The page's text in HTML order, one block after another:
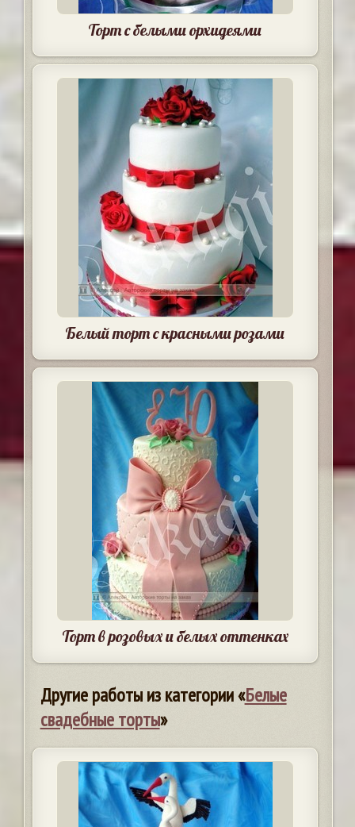
Торт с белыми орхидеями
Белый торт с красными розами
Торт в розовых и белых оттенках
Другие работы из категории «Белые
свадебные торты»